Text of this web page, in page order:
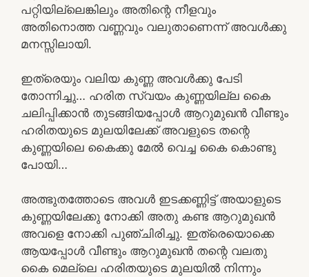
പറ്റിയില്ലെങ്കിലും അതിന്റെ നീളവും
അതിനൊത്ത വണ്ണവും വലുതാണെന്ന് അവൾക്കു
മനസ്സിലായി.
ഇത്രെയും വലിയ കുണ്ണ അവൾക്കു പേടി
തോന്നിച്ചു… ഹരിത സ്വയം കുണ്ണയില്ല കൈ
ചലിപ്പിക്കാൻ തുടങ്ങിയപ്പോൾ ആറുമുഖൻ വീണ്ടും
ഹരിതയുടെ മുലയിലേക്ക് അവളുടെ തന്റെ
കുണ്ണയിലെ കൈക്കു മേൽ വെച്ച കൈ കൊണ്ടു
പോയി…
അത്ഭുതത്തോടെ അവൾ ഇടക്കണ്ണിട്ട് അയാളുടെ
കുണ്ണയിലേക്കു നോക്കി അതു കണ്ട ആറുമുഖൻ
അവളെ നോക്കി പുഞ്ചിരിച്ചു. ഇത്രെയൊക്കെ
ആയപ്പോൾ വീണ്ടും ആറുമുഖൻ തന്റെ വലതു
കൈ മെല്ലെ ഹരിതയുടെ മുലയിൽ നിന്നും